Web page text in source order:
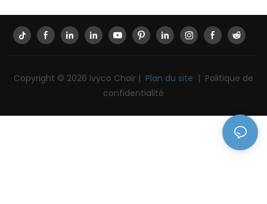
Copyright © 2026 Ivyco Chair | Plan du site | Politique de
confidentialité